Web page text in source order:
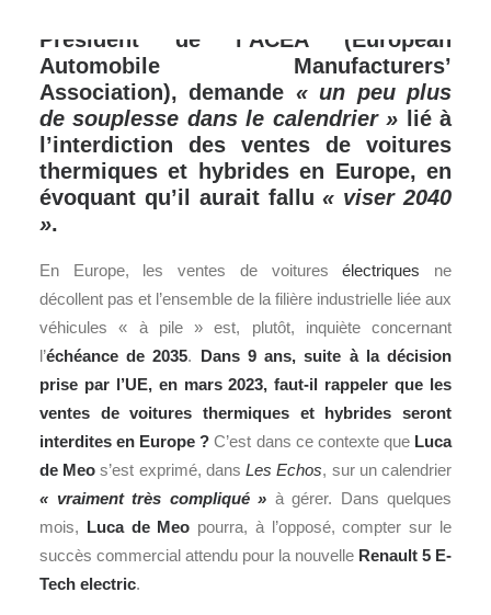
Président de l’ACEA (European
Automobile Manufacturers’
Association), demande « un peu plus
de souplesse dans le calendrier » lié à
l’interdiction des ventes de voitures
thermiques et hybrides en Europe, en
évoquant qu’il aurait fallu« viser 2040
».
En Europe, les ventes de voituresélectriques ne
décollent pas et l’ensemble de la filière industrielle liée aux
véhicules « à pile » est, plutôt, inquiète concernant
l’échéance de 2035. Dans 9 ans, suite à la décision
prise par l’UE, en mars 2023, faut-il rappeler que les
ventes de voitures thermiques et hybrides seront
interdites en Europe ? C’est dans ce contexte que Luca
de Meo s’est exprimé, dansLes Echos, sur un calendrier
« vraiment très compliqué » à gérer. Dans quelques
mois, Luca de Meo pourra, à l’opposé, compter sur le
succès commercial attendu pour la nouvelle Renault 5 E-
Tech electric.